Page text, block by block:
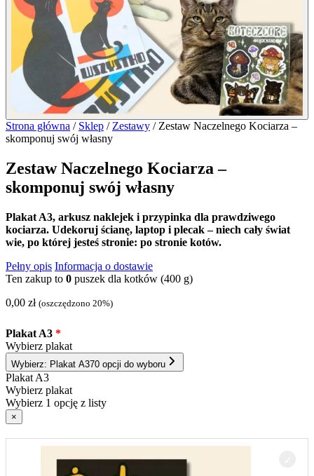
Strona główna / Sklep / Zestawy /Zestaw Naczelnego Kociarza –
skomponuj swój własny
Zestaw Naczelnego Kociarza –
skomponuj swój własny
Plakat A3, arkusz naklejek i przypinka dla prawdziwego
kociarza. Udekoruj ścianę, laptop i plecak – niech cały świat
wie, po której jesteś stronie: po stronie kotów.
Pełny opis Informacja o dostawie
Ten zakup to 0 puszek dla kotków (400 g)
0,00 zł (oszczędzono 20%)
Plakat A3
Wybierz plakat
Wybierz: Plakat A370 opcji do wyboru
Plakat A3
Wybierz plakat
Wybierz 1 opcję z listy
×